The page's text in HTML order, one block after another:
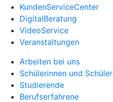
KundenServiceCenter
DigitalBeratung
VideoService
Veranstaltungen
Arbeiten bei uns
Schülerinnen und Schüler
Studierende
Berufserfahrene